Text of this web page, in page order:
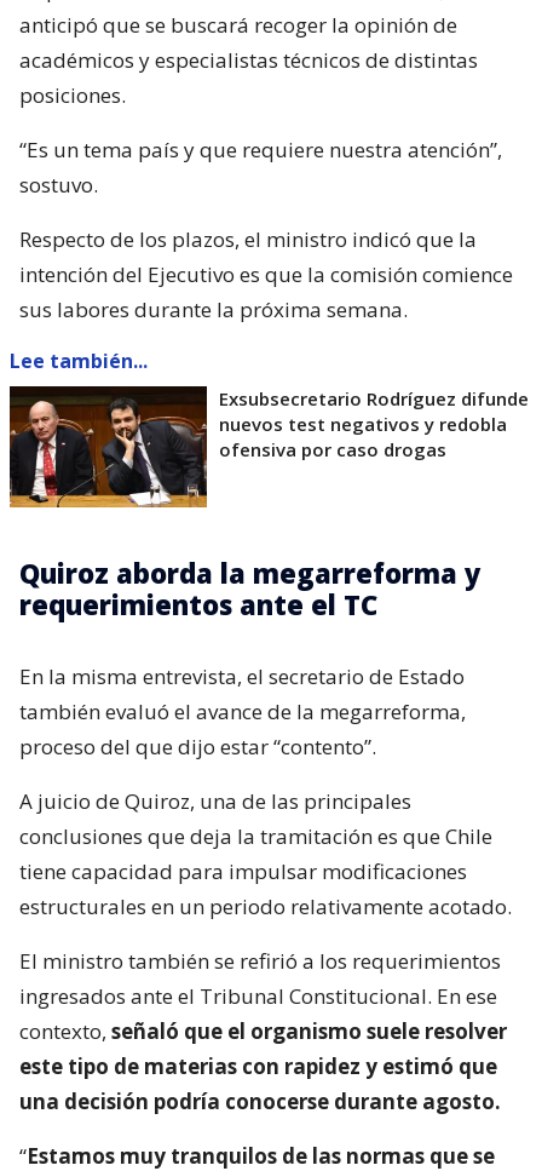
anticipó que se buscará recoger la opinión de
académicos y especialistas técnicos de distintas
posiciones.
“Es un tema país y que requiere nuestra atención”,
sostuvo.
Respecto de los plazos, el ministro indicó que la
intención del Ejecutivo es que la comisión comience
sus labores durante la próxima semana.
Lee también...
Exsubsecretario Rodríguez difunde
nuevos test negativos y redobla
ofensiva por caso drogas
Quiroz aborda la megarreforma y
requerimientos ante el TC
En la misma entrevista, el secretario de Estado
también evaluó el avance de la megarreforma,
proceso del que dijo estar “contento”.
A juicio de Quiroz, una de las principales
conclusiones que deja la tramitación es que Chile
tiene capacidad para impulsar modificaciones
estructurales en un periodo relativamente acotado.
El ministro también se refirió a los requerimientos
ingresados ante el Tribunal Constitucional. En ese
contexto, señaló que el organismo suele resolver
este tipo de materias con rapidez y estimó que
una decisión podría conocerse durante agosto.
“Estamos muy tranquilos de las normas que se